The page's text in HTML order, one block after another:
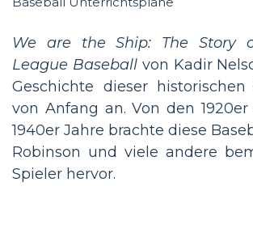
We are the Ship: The Story
League Baseballvon Kadir
Geschichte dieser historischen
von Anfang an. Von den
1940er Jahre brachte diese
Robinson und viele andere
Spieler hervor.